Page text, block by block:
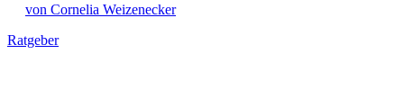
von Cornelia Weizenecker
Ratgeber